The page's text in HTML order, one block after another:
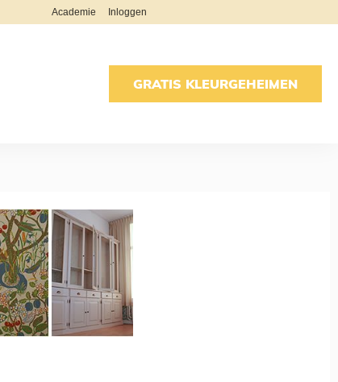
Academie Inloggen
GRATIS KLEURGEHEIMEN